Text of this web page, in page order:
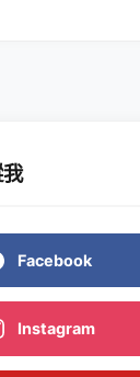
Facebook
Instagram